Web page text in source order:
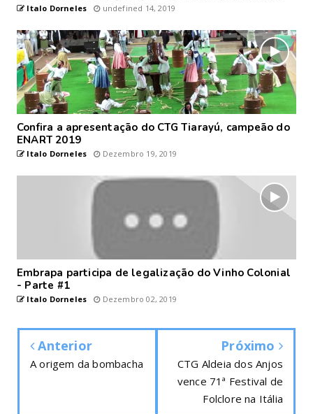
Italo Dorneles undefined 14, 2019
Confira a apresentação do CTG Tiarayú, campeão do
ENART 2019
Italo Dorneles Dezembro 19, 2019
Embrapa participa de legalização do Vinho Colonial
- Parte #1
Italo Dorneles Dezembro 02, 2019
Anterior
A origem da bombacha
Próximo
CTG Aldeia dos Anjos
vence 71ª Festival de
Folclore na Itália